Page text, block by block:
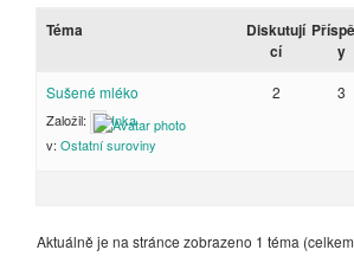
Téma
Diskutují
cí
y
Sušené mléko
Založil:
Inka
v: Ostatní suroviny
2 3
Aktuálně je na stránce zobrazeno 1 téma